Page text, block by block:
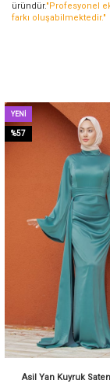
üründür."Profesyonel
farkı oluşabilmektedir."
Asil Yan Kuyruk
%57
YENI
ÜRÜN